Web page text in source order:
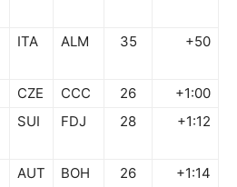
ITA ALM 35 +50
CZE CCC 26
+1:00
SUI FDJ 28 +1:12
AUT BOH 26 +1:14